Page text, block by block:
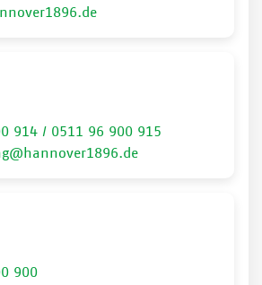
914 / 0511 96 900 915
900